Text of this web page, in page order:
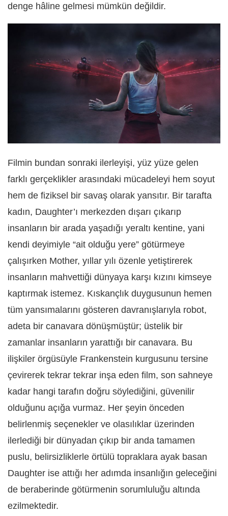
denge hâline gelmesi mümkün değildir.
Filmin bundan sonraki ilerleyişi, yüz yüze gelen
farklı gerçeklikler arasındaki mücadeleyi hem soyut
hem de fiziksel bir savaş olarak yansıtır. Bir tarafta
kadın, Daughter’ı merkezden dışarı çıkarıp
insanların bir arada yaşadığı yeraltı kentine, yani
kendi deyimiyle “ait olduğu yere” götürmeye
çalışırken Mother, yıllar yılı özenle yetiştirerek
insanların mahvettiği dünyaya karşı kızını kimseye
kaptırmak istemez. Kıskançlık duygusunun hemen
tüm yansımalarını gösteren davranışlarıyla robot,
adeta bir canavara dönüşmüştür; üstelik bir
zamanlar insanların yarattığı bir canavara. Bu
ilişkiler örgüsüyle Frankenstein kurgusunu tersine
çevirerek tekrar tekrar inşa eden film, son sahneye
kadar hangi tarafın doğru söylediğini, güvenilir
olduğunu açığa vurmaz. Her şeyin önceden
belirlenmiş seçenekler ve olasılıklar üzerinden
ilerlediği bir dünyadan çıkıp bir anda tamamen
puslu, belirsizliklerle örtülü topraklara ayak basan
Daughter ise attığı her adımda insanlığın geleceğini
de beraberinde götürmenin sorumluluğu altında
ezilmektedir.